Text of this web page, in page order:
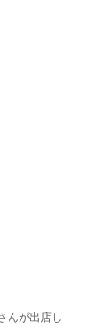
んが出店し